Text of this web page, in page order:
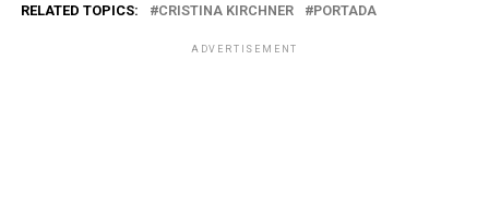
RELATED TOPICS: CRISTINA KIRCHNER PORTADA
ADVERTISEMENT